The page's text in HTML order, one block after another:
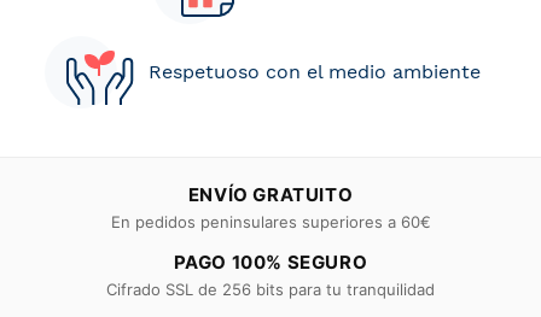
Respetuoso con el medio ambiente
ENVÍO GRATUITO
En pedidos peninsulares superiores a 60€
PAGO 100% SEGURO
Cifrado SSL de 256 bits para tu tranquilidad